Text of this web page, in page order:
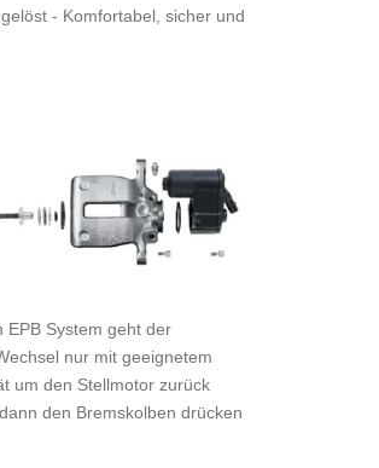
- Komfortabel, sicher und
EPB System geht der
nur mit geeignetem
um den Stellmotor zurück
den Bremskolben drücken